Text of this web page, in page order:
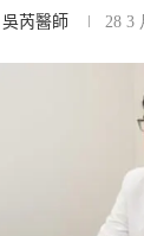
吳芮醫師 28 3